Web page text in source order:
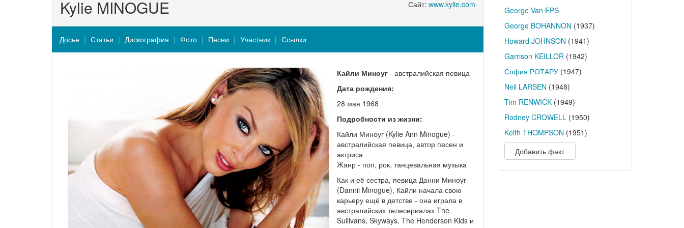
Сайт: www.kylie.com
Kylie MINOGUE
Досье Статьи Дискография Фото Песни Участник Ссылки
Кайли Миноуг- австралийская певица
Дата рождения:
28 мая 1968
Подробности из жизни:
Кайли Миноуг (Kylie Ann Minogue) -
австралийская певица, автор песен и
актриса
Жанр - поп, рок, танцевальная музыка
Как и её сестра, певица Данни Миноуг
(Dannii Minogue), Кайли начала свою
карьеру ещё в детстве - она играла в
австралийских телесериалах The
Sullivans, Skyways, The Henderson Kids и
George Van EPS
George BOHANNON (1937)
Howard JOHNSON (1941)
Garrison KEILLOR(1942)
София РОТАРУ(1947)
Neil LARSEN (1948)
Tim RENWICK(1949)
Rodney CROWELL(1950)
Keith THOMPSON (1951)
Добавить факт